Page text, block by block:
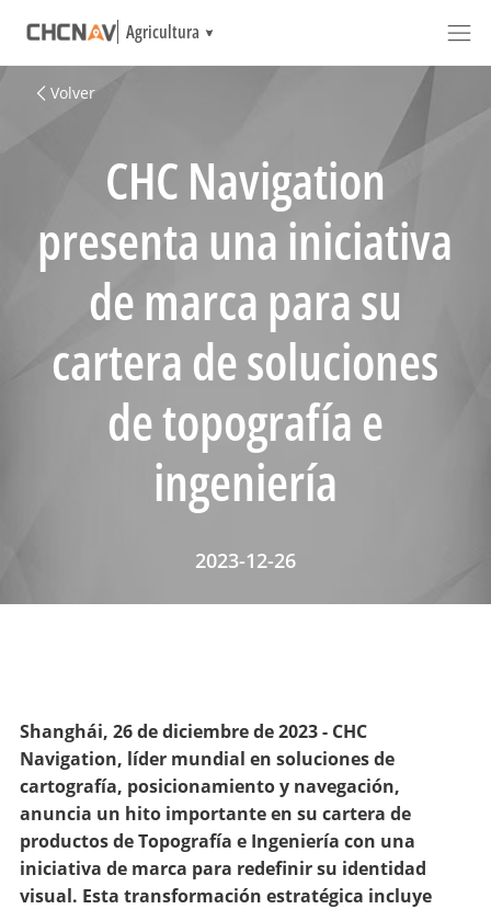
Agricultura
Volver
CHC Navigation
presenta una iniciativa
de marca para su
cartera de soluciones
de topografía e
ingeniería
2023-12-26
Shanghái, 26 de diciembre de 2023 - CHC
Navigation, líder mundial en soluciones de
cartografía, posicionamiento y navegación,
anuncia un hito importante en su cartera de
productos de Topografía e Ingeniería con una
iniciativa de marca para redefinir su identidad
visual. Esta transformación estratégica incluye